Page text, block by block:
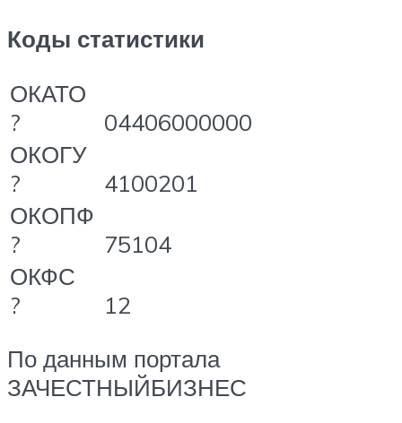
Коды статистики
ОКАТО
?
04406000000
ОКОГУ
?
4100201
ОКОПФ
?
75104
ОКФС
?
12
По данным портала
ЗАЧЕСТНЫЙБИЗНЕС